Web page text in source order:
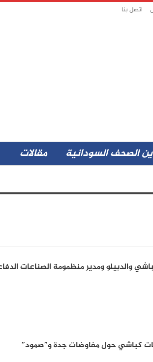
اتصل بنا
الصحف السودانية مقالات
والدبيلو ومدير منظمومة الصناعات
كباشي حول مفاوضات جدة و”صمود”